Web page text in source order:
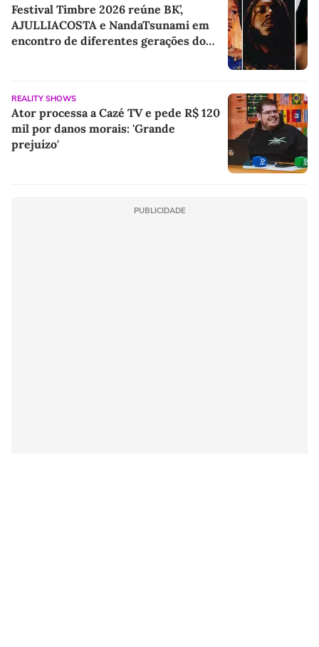
Festival Timbre 2026 reúne BK’,
AJULLIACOSTA e NandaTsunami em
encontro de diferentes gerações do
REALITY SHOWS
Ator processa a Cazé TV e pede R$ 120
mil por danos morais: 'Grande
prejuízo'
PUBLICIDADE